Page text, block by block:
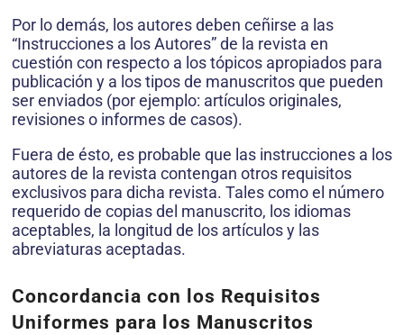
Por lo demás, los autores deben ceñirse a las
“Instrucciones a los Autores” de la revista en
cuestión con respecto a los tópicos apropiados para
publicación y a los tipos de manuscritos que pueden
ser enviados (por ejemplo: artículos originales,
revisiones o informes de casos).
Fuera de ésto, es probable que las instrucciones a los
autores de la revista contengan otros requisitos
exclusivos para dicha revista. Tales como el número
requerido de copias del manuscrito, los idiomas
aceptables, la longitud de los artículos y las
abreviaturas aceptadas.
Concordancia con los Requisitos
Uniformes para los Manuscritos